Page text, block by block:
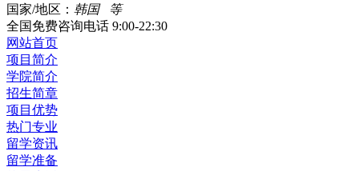
国家/地区： 韩国 等
全国免费咨询电话 9:00-22:30
网站首页
项目简介
学院简介
招生简章
项目优势
热门专业
留学资讯
留学准备